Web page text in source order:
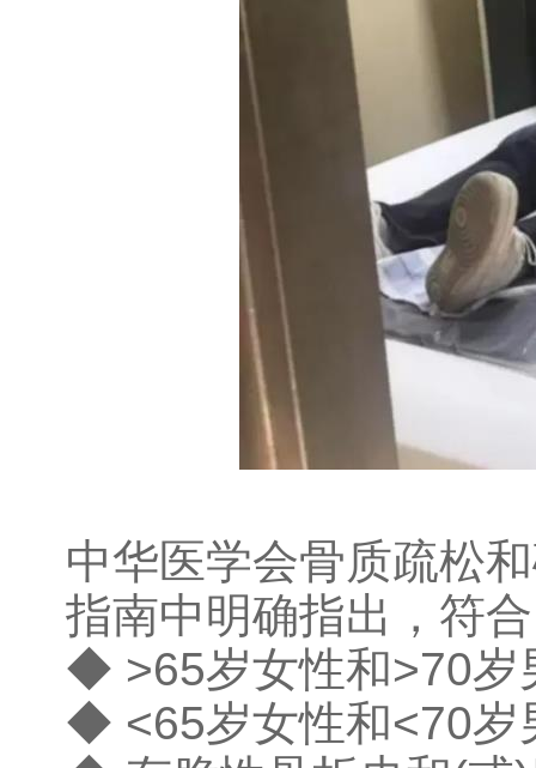
中华医学会骨质疏松
指南中明确指出，符
◆ >65岁女性和>70岁
◆ <65岁女性和<70岁